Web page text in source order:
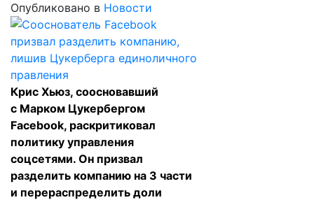
Опубликовано в Новости
Крис Хьюз, соосновавший
с Марком Цукербергом
Facebook, раскритиковал
политику управления
соцсетями. Он призвал
разделить компанию на 3 части
и перераспределить доли